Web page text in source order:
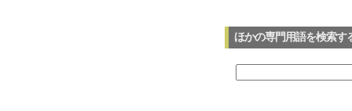
ほかの専門用語を検索す